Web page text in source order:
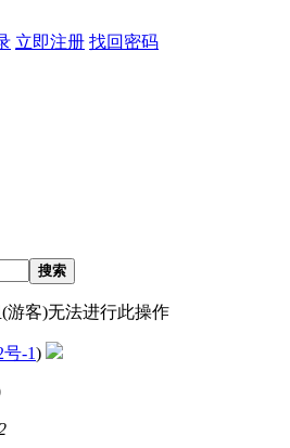
立即注册 找回密码
搜索
游客)无法进行此操作
-1)